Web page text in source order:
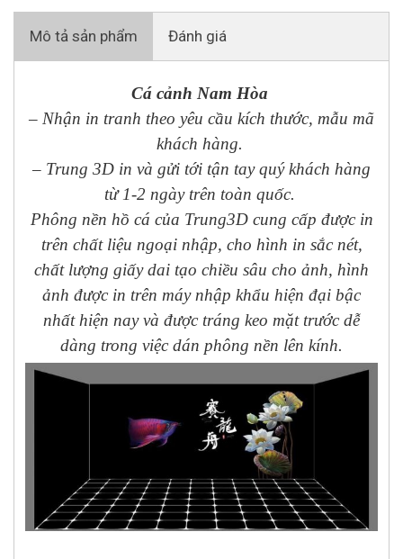
Mô tả sản phẩm Đánh giá
Cá cảnh Nam Hòa
– Nhận in tranh theo yêu cầu kích thước, mẫu mã
khách hàng.
– Trung 3D in và gửi tới tận tay quý khách hàng
từ 1-2 ngày trên toàn quốc.
Phông nền hồ cá của Trung3D cung cấp được in
trên chất liệu ngoại nhập, cho hình in sắc nét,
chất lượng giấy dai tạo chiều sâu cho ảnh, hình
ảnh được in trên máy nhập khẩu hiện đại bậc
nhất hiện nay và được tráng keo mặt trước dễ
dàng trong việc dán phông nền lên kính.